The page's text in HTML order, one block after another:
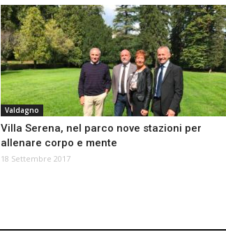
Valdagno
Villa Serena, nel parco nove stazioni per
allenare corpo e mente
18 Settembre 2017